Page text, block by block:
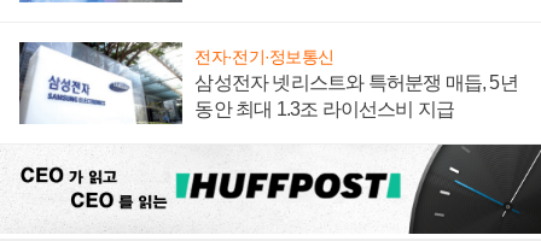
전자·전기·정보통신
삼성전자 넷리스트와 특허분쟁 매듭, 5년
동안 최대 1.3조 라이선스비 지급